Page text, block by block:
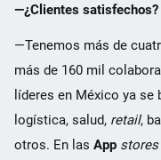
—¿Clientes satisfechos?
—Tenemos más de
más de 160 mil
líderes en México ya
logística, salud, retail,
otros. En las App stores